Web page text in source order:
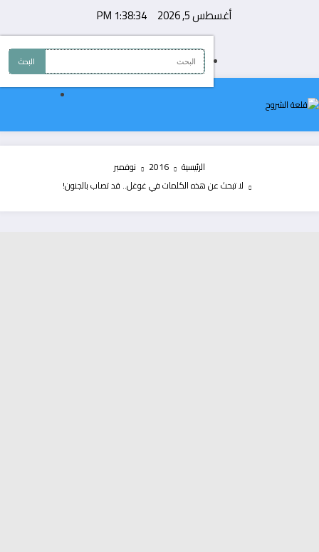
أغسطس 5, 2026 1:38:35 PM
الرئيسية 2016
نوفمبر
لا تبحث عن هذه الكلمات في غوغل.. قد تصاب بالجنون!